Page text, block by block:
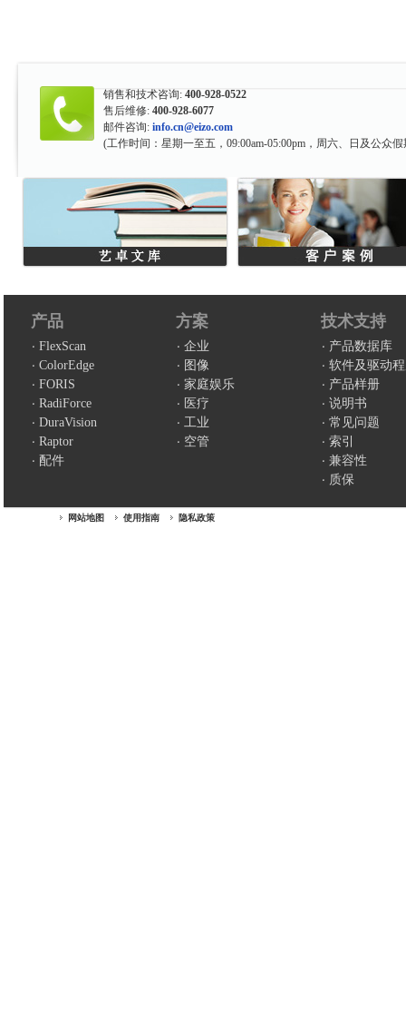
销售和技术咨询: 400-928-0522
售后维修: 400-928-6077
邮件咨询: info.cn@eizo.com
(工作时间：星期一至五，09:00am-05:00pm，周六、日及公众
产品
FlexScan
ColorEdge
FORIS
RadiForce
DuraVision
Raptor
配件
方案
企业
图像
家庭娱乐
医疗
工业
空管
技术支持
产品数据库
软件及驱动
产品样册
说明书
常见问题
索引
兼容性
质保
网站地图 使用指南 隐私政策